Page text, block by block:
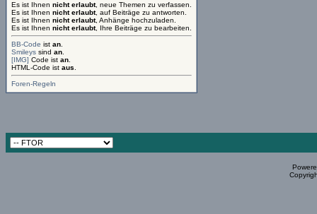
Es ist Ihnen nicht erlaubt, neue Themen zu verfassen.
Es ist Ihnen nicht erlaubt, auf Beiträge zu antworten.
Es ist Ihnen nicht erlaubt, Anhänge hochzuladen.
Es ist Ihnen nicht erlaubt, Ihre Beiträge zu bearbeiten.
BB-Code ist an
Smileys sind an
[IMG] Code ist an
HTML-Code ist aus
Foren-Regeln